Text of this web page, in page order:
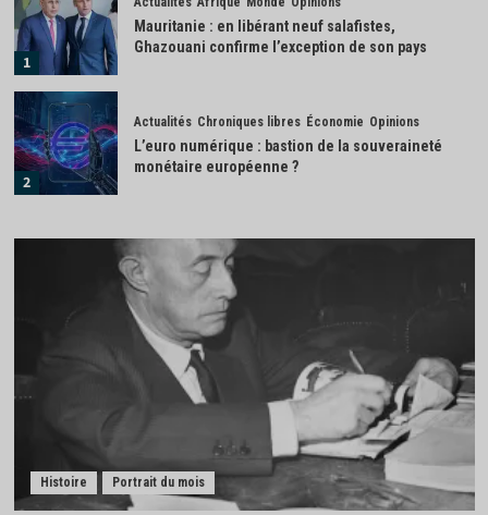
1
Mauritanie : en libérant neuf salafistes,
Ghazouani confirme l’exception de son pays
2
Actualités Chroniques libres Économie Opinions
L’euro numérique : bastion de la souveraineté
monétaire européenne ?
Actualités Économie
IA : la France investit 655 millions d’euros pour
renforcer sa souveraineté numérique
Actualités Afrique
Madagascar : la transition Randrianirina ouvre
grand la porte à Moscou
Actualités Économie Industrie
L’Inde donne son feu vert à l’achat de 114 Rafale
Histoire Portrait du mois